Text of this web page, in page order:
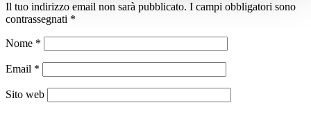
Il tuo indirizzo email non sarà pubblicato. I campi obbligatori sono
contrassegnati *
Nome *
Email *
Sito web